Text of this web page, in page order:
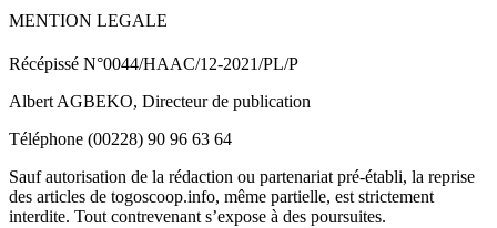
MENTION LEGALE
Récépissé N°0044/HAAC/12-2021/PL/P
Albert AGBEKO, Directeur de publication
Téléphone (00228) 90 96 63 64
Sauf autorisation de la rédaction ou partenariat pré-établi, la reprise
des articles de togoscoop.info, même partielle, est strictement
interdite. Tout contrevenant s’expose à des poursuites.